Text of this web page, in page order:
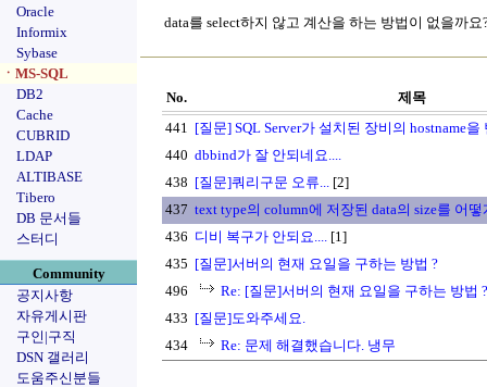
Oracle
Informix
Sybase
ㆍMS-SQL
DB2
Cache
CUBRID
LDAP
ALTIBASE
Tibero
DB 문서들
스터디
Community
공지사항
자유게시판
구인|구직
DSN 갤러리
도움주신분들
data를 select하지 않고 계산을 하는 방법이 없을까요
No.
제목
441 [질문] SQL Server가 설치된 장비의 hostname
440 dbbind가 잘 안되네요....
438 [질문]쿼리구문 오류... [2]
437 text type의 column에 저장된 data의 size를 어
436 디비 복구가 안되요.... [1]
435 [질문]서버의 현재 요일을 구하는 방법 ?
496
Re: [질문]서버의 현재 요일을 구하는 방법 ?
433 [질문]도와주세요.
434
Re: 문제 해결했습니다. 냉무